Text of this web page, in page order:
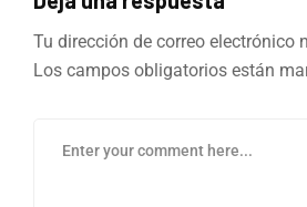
Tu dirección de correo electrónico
Los campos obligatorios están